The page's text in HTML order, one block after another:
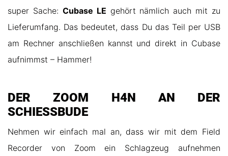
super Sache: Cubase LE gehört nämlich auch mit zu
Lieferumfang. Das bedeutet, dass Du das Teil per USB
am Rechner anschließen kannst und direkt in Cubase
aufnimmst – Hammer!
DER ZOOM H4N AN DER
SCHIESSBUDE
Nehmen wir einfach mal an, dass wir mit dem Field
Recorder von Zoom ein Schlagzeug aufnehmen